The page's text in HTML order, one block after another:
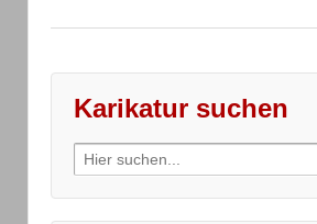
Karikatur suchen
Search
for: